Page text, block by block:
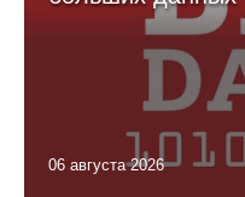
06 августа 2026